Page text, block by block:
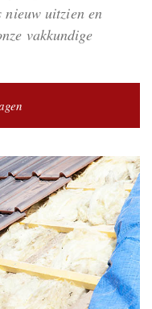
uitzien en
vakkundige